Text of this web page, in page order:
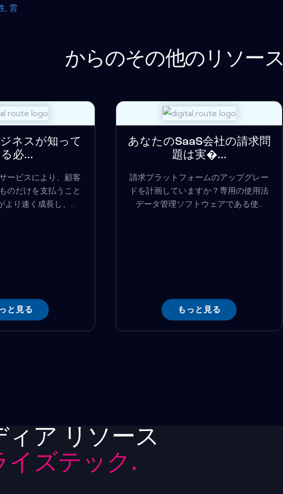
, 雲
からのその他のリソース
ネスが知って
必...
ービスにより、顧客
のだけを支払うこと
より速く成長し、...
と見る
あなたのSaaS会社の請求問
題は実�...
請求プラットフォームのアップグレー
ドを計画していますか？専用の使用法
データ管理ソフトウェアである使...
もっと見る
ア リソース
イズテック.